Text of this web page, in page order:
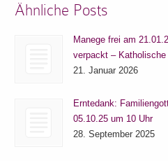
Ähnliche Posts
Manege frei am
verpackt –
21. Januar 2026
Erntedank:
05.10.25 um 10 Uhr
28. September 2025